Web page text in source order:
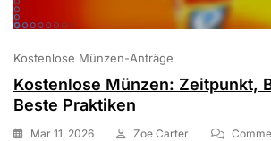
Kostenlose Münzen-Anträge
Kostenlose Münzen: Zeitpunkt,
Beste Praktiken
Mar 11, 2026 Zoe Carter